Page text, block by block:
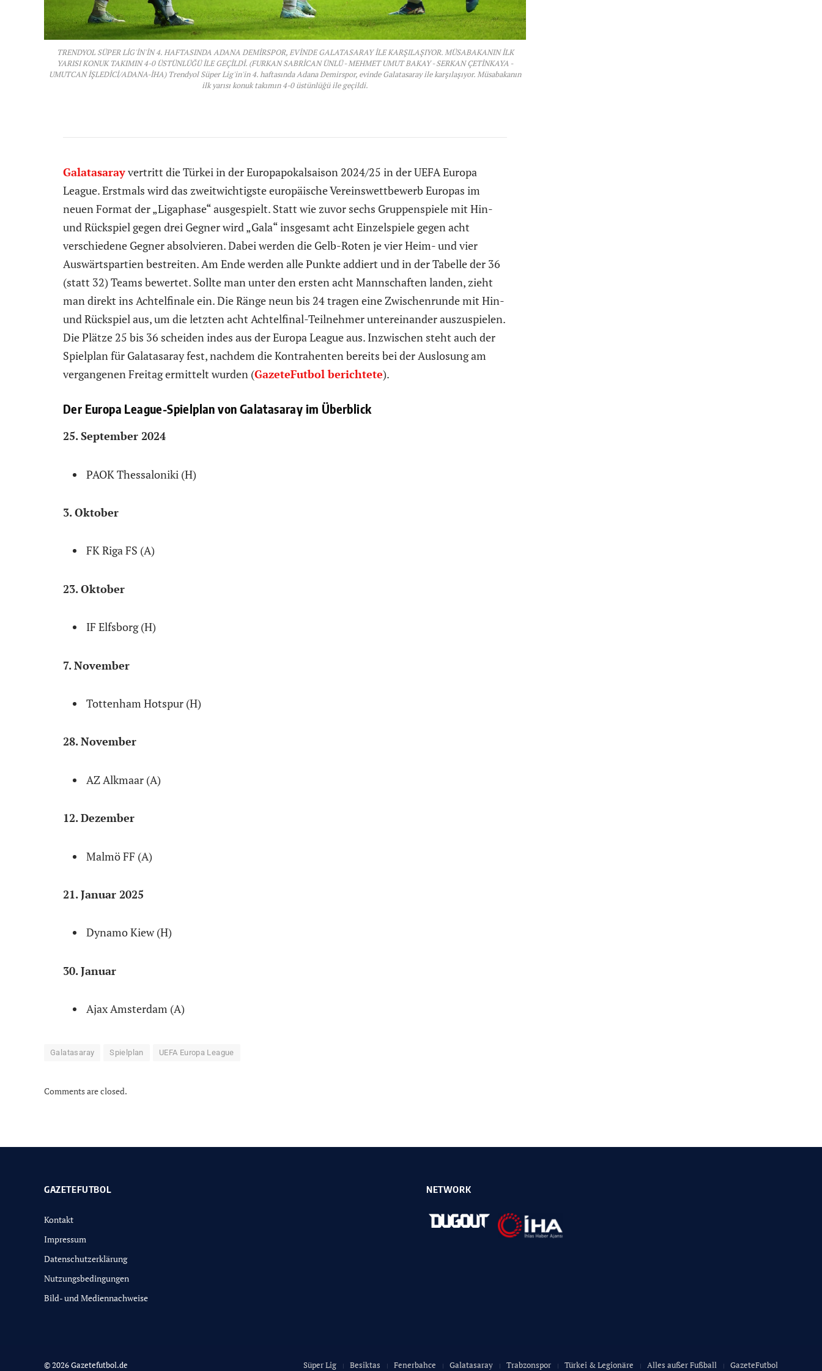
TRENDYOL SÜPER LİG'İN'İN 4. HAFTASINDA ADANA DEMİRSPOR, EVİNDE GALATASARAY İLE KARŞILAŞIYOR. MÜSABAKANIN İLK
YARISI KONUK TAKIMIN 4-0 ÜSTÜNLÜĞÜ İLE GEÇİLDİ. (FURKAN SABRİCAN ÜNLÜ - MEHMET UMUT BAKAY - SERKAN ÇETİNKAYA -
UMUTCAN İŞLEDİCİ/ADANA-İHA) Trendyol Süper Lig'in'in 4. haftasında Adana Demirspor, evinde Galatasaray ile karşılaşıyor. Müsabakanın
ilk yarısı konuk takımın 4-0 üstünlüğü ile geçildi.
Galatasarayvertritt die Türkei in der Europapokalsaison 2024/25 in der UEFA Europa
League. Erstmals wird das zweitwichtigste europäische Vereinswettbewerb Europas im
neuen Format der „Ligaphase“ ausgespielt. Statt wie zuvor sechs Gruppenspiele mit Hin-
und Rückspiel gegen drei Gegner wird „Gala“ insgesamt acht Einzelspiele gegen acht
verschiedene Gegner absolvieren. Dabei werden die Gelb-Roten je vier Heim- und vier
Auswärtspartien bestreiten. Am Ende werden alle Punkte addiert und in der Tabelle der 36
(statt 32) Teams bewertet. Sollte man unter den ersten acht Mannschaften landen, zieht
man direkt ins Achtelfinale ein. Die Ränge neun bis 24 tragen eine Zwischenrunde mit Hin-
und Rückspiel aus, um die letzten acht Achtelfinal-Teilnehmer untereinander auszuspielen.
Die Plätze 25 bis 36 scheiden indes aus der Europa League aus. Inzwischen steht auch der
Spielplan für Galatasaray fest, nachdem die Kontrahenten bereits bei der Auslosung am
vergangenen Freitag ermittelt wurden (GazeteFutbolberichtete).
Der Europa League-Spielplan von Galatasaray im Überblick
25. September 2024
PAOK Thessaloniki (H)
3. Oktober
FK Riga FS (A)
23. Oktober
IF Elfsborg (H)
7. November
Tottenham Hotspur (H)
28. November
AZ Alkmaar (A)
12. Dezember
Malmö FF (A)
21. Januar 2025
Dynamo Kiew (H)
30. Januar
Ajax Amsterdam (A)
Galatasaray Spielplan UEFA Europa League
Comments are closed.
GAZETEFUTBOL
Kontakt
Impressum
Datenschutzerklärung
Nutzungsbedingungen
Bild- und Mediennachweise
NETWORK
© 2026 Gazetefutbol.de Süper Lig Besiktas Fenerbahce Galatasaray Trabzonspor Türkei & Legionäre Alles außer Fußball GazeteFutbol